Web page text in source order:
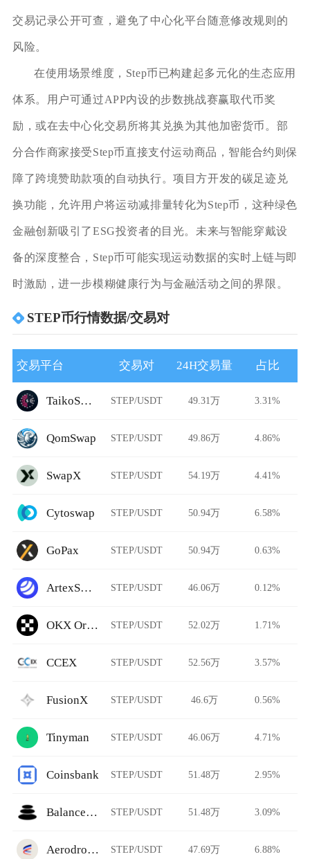
交易记录公开可查，避免了中心化平台随意修改规则的
风险。
在使用场景维度，Step币已构建起多元化的生态应用
体系。用户可通过APP内设的步数挑战赛赢取代币奖
励，或在去中心化交易所将其兑换为其他加密货币。部
分合作商家接受Step币直接支付运动商品，智能合约则保
障了跨境赞助款项的自动执行。项目方开发的碳足迹兑
换功能，允许用户将运动减排量转化为Step币，这种绿色
金融创新吸引了ESG投资者的目光。未来与智能穿戴设
备的深度整合，Step币可能实现运动数据的实时上链与即
时激励，进一步模糊健康行为与金融活动之间的界限。
STEP币行情数据/交易对
交易平台 交易对 24H交易量 占比
TaikoSwap STEP/USDT 49.31万 3.31%
QomSwap STEP/USDT 49.86万 4.86%
SwapX STEP/USDT 54.19万 4.41%
Cytoswap STEP/USDT 50.94万 6.58%
GoPax STEP/USDT 50.94万 0.63%
ArtexSwap STEP/USDT 46.06万 0.12%
OKX Ordinals STEP/USDT 52.02万 1.71%
CCEX STEP/USDT 52.56万 3.57%
FusionX STEP/USDT 46.6万 0.56%
Tinyman STEP/USDT 46.06万 4.71%
Coinsbank STEP/USDT 51.48万 2.95%
BalancerV1 STEP/USDT 51.48万 3.09%
Aerodrome STEP/USDT 47.69万 6.88%